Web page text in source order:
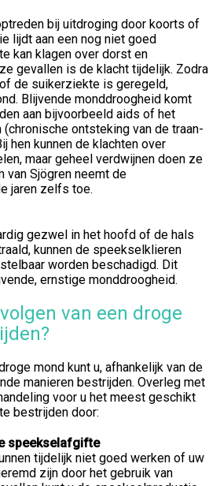
bij uitdroging door koorts of
lijdt aan een nog niet goed
kan klagen over dorst en
gevallen is de klacht tijdelijk. Zodra
de suikerziekte is geregeld,
Blijvende monddroogheid komt
aan bijvoorbeeld aids of het
(chronische ontsteking van de traan-
hen kunnen de klachten over
maar geheel verdwijnen doen ze
van Sjögren neemt de
jaren zelfs toe.
gezwel in het hoofd of de hals
kunnen de speekselklieren
worden beschadigd. Dit
ernstige monddroogheid.
van een droge
mond kunt u, afhankelijk van de
manieren bestrijden. Overleg met
voor u het meest geschikt
bestrijden door:
speekselafgifte
tijdelijk niet goed werken of uw
zijn door het gebruik van